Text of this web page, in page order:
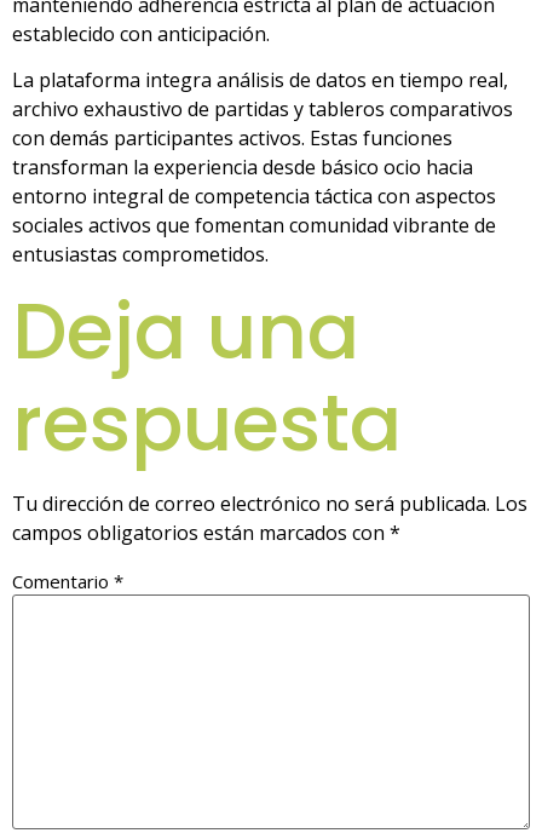
establecido con anticipación.
La plataforma integra análisis de datos en tiempo real,
archivo exhaustivo de partidas y tableros comparativos
con demás participantes activos. Estas funciones
transforman la experiencia desde básico ocio hacia
entorno integral de competencia táctica con aspectos
sociales activos que fomentan comunidad vibrante de
entusiastas comprometidos.
Deja una
respuesta
Tu dirección de correo electrónico no será publicada. Los
campos obligatorios están marcados con *
Comentario *